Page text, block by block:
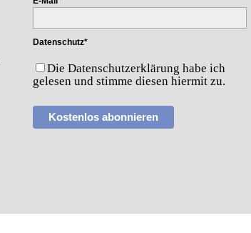
Datenschutz*
Die Datenschutzerklärung habe ich
gelesen und stimme diesen hiermit zu.
Kostenlos abonnieren